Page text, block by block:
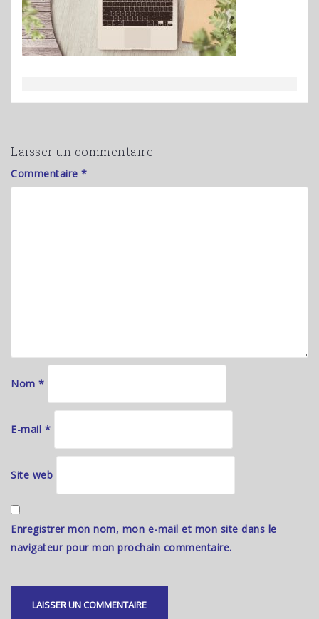
Laisser un commentaire
Commentaire *
Nom *
E-mail *
Site web
Enregistrer mon nom, mon e-mail et mon site dans le
navigateur pour mon prochain commentaire.